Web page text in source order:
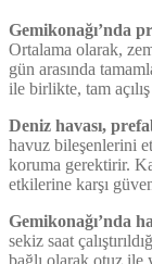
Gemikonağı’nda
Ortalama olarak,
gün arasında
ile birlikte, tam
Deniz havası,
havuz bileşenlerini
koruma gerektirir.
etkilerine karşı
Gemikonağı’nda
sekiz saat